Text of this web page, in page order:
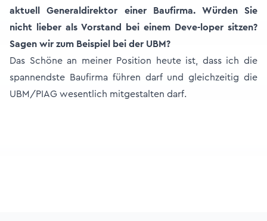
aktuell Generaldirektor einer Baufirma. Würden Sie
nicht lieber als Vorstand bei einem Deve-loper sitzen?
Sagen wir zum Beispiel bei der UBM?
Das Schöne an meiner Position heute ist, dass ich die
spannendste Baufirma führen darf und gleichzeitig die
UBM/PIAG wesentlich mitgestalten darf.